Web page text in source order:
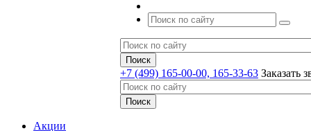
+7 (499) 165-00-00, 165-33-63 Заказать
Акции